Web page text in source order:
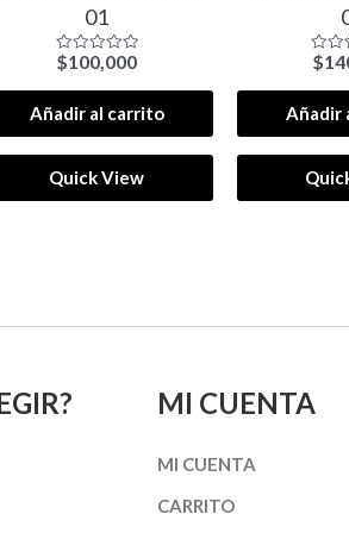
01
Valorado
0
de
5
$100,000
Añadir al carrito
Quick View
0
de
5
$
Añadir
MI CUENTA
MI CUENTA
CARRITO